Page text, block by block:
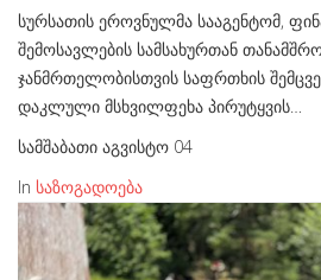
სურსათის ეროვნულმა სააგენტომ,
შემოსავლების სამსახურთან
ჯანმრთელობისთვის საფრთხის
დაკლული მსხვილფეხა პირუტყვის…
სამშაბათი აგვისტო 04
In საზოგადოება